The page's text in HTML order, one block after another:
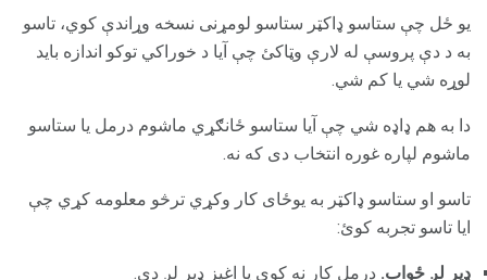
یو ځل چې ستاسو ډاکټر ستاسو لومړنی نسخه وړاندې کوي، تاسو
به د دې پروسې له لارې وټاکئ چې آیا د خوراکي توکو اندازه باید
لوړه شي یا کم شي.
دا به هم ډاډه شي چې آیا ستاسو ځانګړي ماشوم درمل یا ستاسو
ماشوم لپاره غوره انتخاب دی که نه.
تاسو او ستاسو ډاکټر به یوځای کار وکړي ترڅو معلومه کړي چې
ایا تاسو تجربه کوئ:
ډیر لږ ځواب. درمل کار نه کوي یا اغیز ډیر لږ دي.